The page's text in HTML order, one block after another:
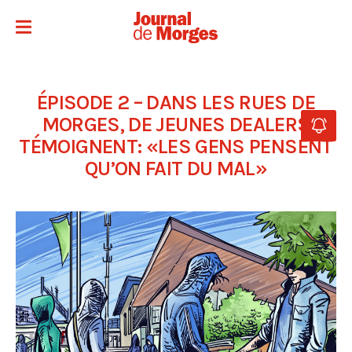
ÉPISODE 2 – DANS LES RUES DE
MORGES, DE JEUNES DEALERS
TÉMOIGNENT: «LES GENS PENSENT
QU’ON FAIT DU MAL»